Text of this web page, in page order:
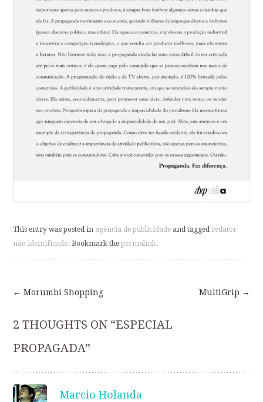
This entry was posted in agência de publicidade and tagged redator
não identificado. Bookmark thepermalink.
Post
navigation
← Morumbi Shopping MultiGrip →
2 THOUGHTS ON “ESPECIAL
PROPAGADA”
Marcio Holanda